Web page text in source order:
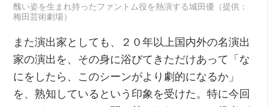
醜い姿を生まれ持ったファントム役を熱演する城田優（提供：
梅田芸術劇場）
また演出家としても、２０年以上国内外の名演出
家の演出を、その身に浴びてきただけあって「な
にをしたら、このシーンがより劇的になるか」
を、熟知しているという印象を受けた。特に今回